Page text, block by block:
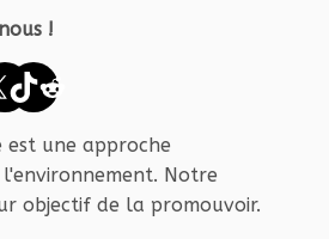
!
TikTok
Reddit
une approche
l'environnement. Notre
objectif de la promouvoir.